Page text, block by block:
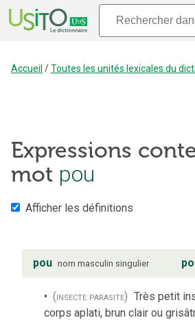
Accueil /Toutes les unités lexicales du
Expressions
mot pou
Afficher les définitions
pou nom masculin singulier
(insecte parasite) Très petit
corps aplati, brun clair ou